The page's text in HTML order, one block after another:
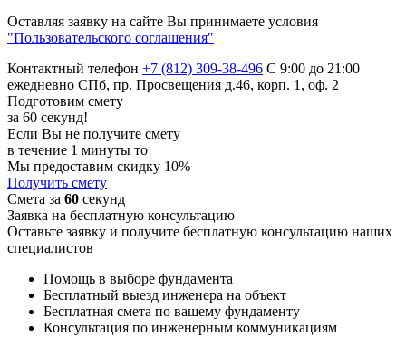
Оставляя заявку на сайте Вы принимаете условия
"Пользовательского соглашения"
Контактный телефон +7 (812) 309-38-496 С 9:00 до 21:00
ежедневно СПб, пр. Просвещения д.46, корп. 1, оф. 2
Подготовим смету
за 60 секунд!
Если Вы не получите смету
в течение 1 минуты то
Мы предоставим скидку 10%
Получить смету
Смета за 60 секунд
Заявка на бесплатную консультацию
Оставьте заявку и получите бесплатную консультацию наших
специалистов
Помощь в выборе фундамента
Бесплатный выезд инженера на объект
Бесплатная смета по вашему фундаменту
Консультация по инженерным коммуникациям